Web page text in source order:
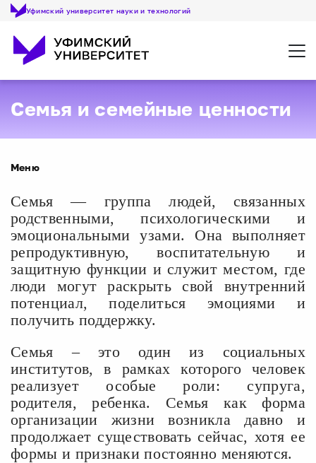
Уфимский университет науки и технологий
Семья и семейные ценности
Меню
Семья ― группа людей, связанных
родственными, психологическими и
эмоциональными узами. Она выполняет
репродуктивную, воспитательную и
защитную функции и служит местом, где
люди могут раскрыть свой внутренний
потенциал, поделиться эмоциями и
получить поддержку.
Семья – это один из социальных
институтов, в рамках которого человек
реализует особые роли: супруга,
родителя, ребенка. Семья как форма
организации жизни возникла давно и
продолжает существовать сейчас, хотя ее
формы и признаки постоянно меняются.